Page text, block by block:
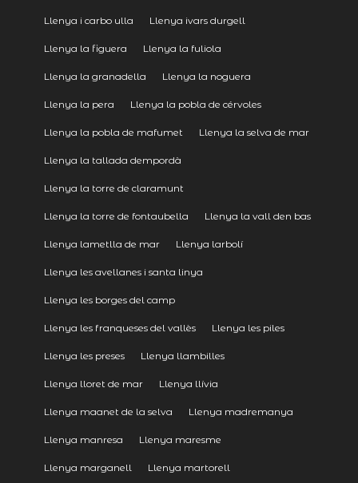
Llenya i carbo ulla Llenya ivars durgell
Llenya la figuera Llenya la fuliola
Llenya la granadella Llenya la noguera
Llenya la pera Llenya la pobla de cérvoles
Llenya la pobla de mafumet Llenya la selva de mar
Llenya la tallada dempordà
Llenya la torre de claramunt
Llenya la torre de fontaubella Llenya la vall den bas
Llenya lametlla de mar Llenya larbolí
Llenya les avellanes i santa linya
Llenya les borges del camp
Llenya les franqueses del vallès Llenya les piles
Llenya les preses Llenya llambilles
Llenya lloret de mar Llenya llívia
Llenya maanet de la selva Llenya madremanya
Llenya manresa Llenya maresme
Llenya marganell Llenya martorell